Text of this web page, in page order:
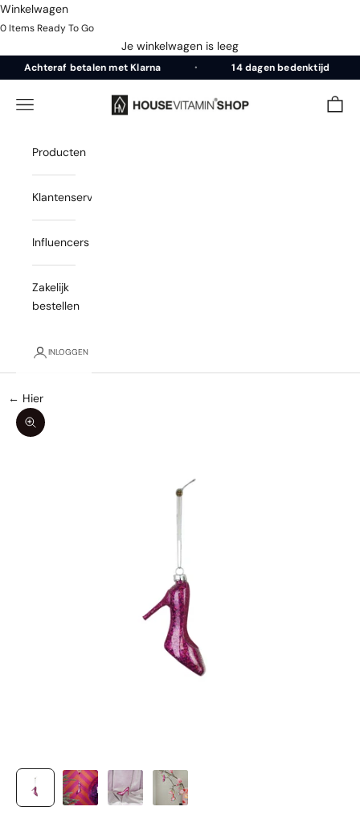
Winkelwagen
0 Items Ready To Go
Je winkelwagen is leeg
Naar inhoud
Achteraf betalen met Klarna 14 dagen bedenktijd
Housevitamin Shop
Menu
Producten
Klantenservice
Influencers
Zakelijk
bestellen
INLOGGEN
← Hier
In-/uitzoomen